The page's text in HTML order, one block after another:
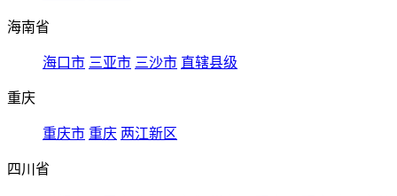
海南省
海口市 三亚市 三沙市 直辖县级
重庆
重庆市 重庆 两江新区
四川省